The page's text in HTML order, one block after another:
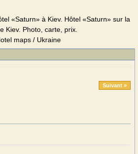
«Saturn» à Kiev. Hôtel «Saturn» sur la
Kiev. Photo, carte, prix.
maps / Ukraine
Suivant »